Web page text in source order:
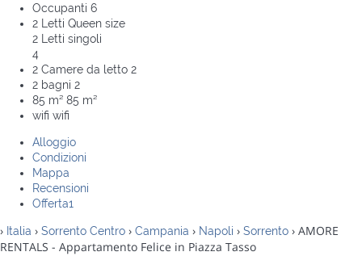
Occupanti 6
2 Letti Queen size
2 Letti singoli
4
2 Camere da letto 2
2 bagni 2
85 m² 85 m²
wifi wifi
Alloggio
Condizioni
Mappa
Recensioni
Offerta1
› Italia › Sorrento Centro › Campania › Napoli › Sorrento › AMORE
RENTALS - Appartamento Felice in Piazza Tasso